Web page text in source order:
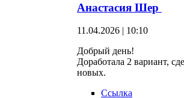
Анастасия Шер
11.04.2026 | 10:10
Добрый день!
Доработала 2 вариант,
новых.
Ссылка